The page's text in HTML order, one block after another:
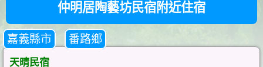
仲明居陶藝坊民宿附近住宿
嘉義縣市 番路鄉
天晴民宿